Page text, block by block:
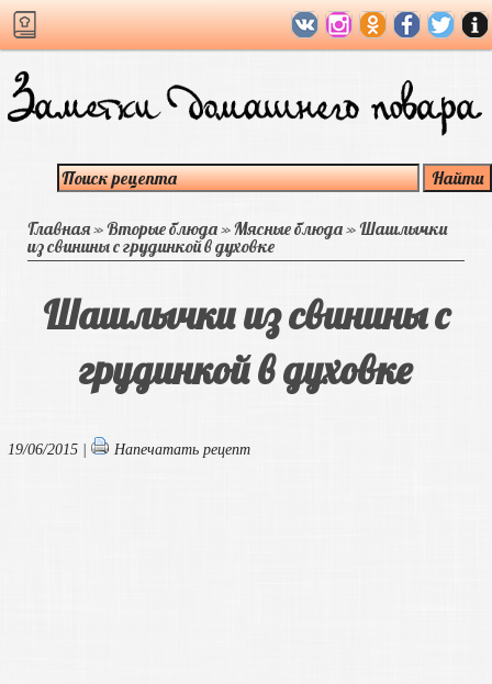
Главная»Вторые блюда»Мясные блюда»Шашлычки
из свинины с грудинкой в духовке
Шашлычки из свинины с
грудинкой в духовке
19/06/2015 | Напечатать рецепт